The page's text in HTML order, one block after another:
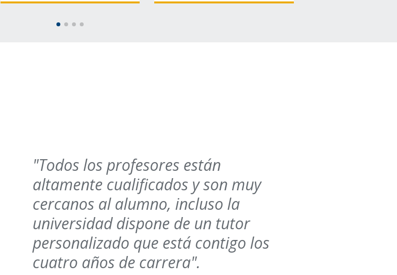
"Todos los profesores están
altamente cualificados y son muy
cercanos al alumno, incluso la
universidad dispone de un tutor
personalizado que está contigo los
cuatro años de carrera".